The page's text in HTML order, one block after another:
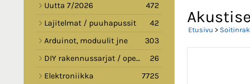
Uutta 7/2026
472
Lajitelmat / puuhapussit
42
Arduinot, moduulit jne
303
DIY rakennussarjat / opetussarjat
26
Elektroniikka
7725
Etusivu >